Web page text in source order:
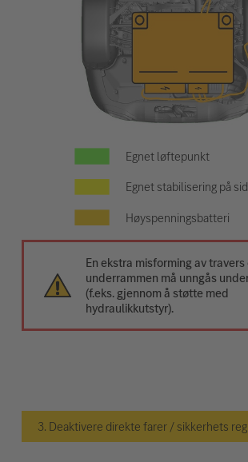
Egnet løftepunkt
Egnet stabilisering på
Høyspenningsbatteri
En ekstra misforming av travers
underrammen må unngås
(f.eks. gjennom å støtte med
hydraulikkutstyr).
3. Deaktivere direkte farer / sikkerhets